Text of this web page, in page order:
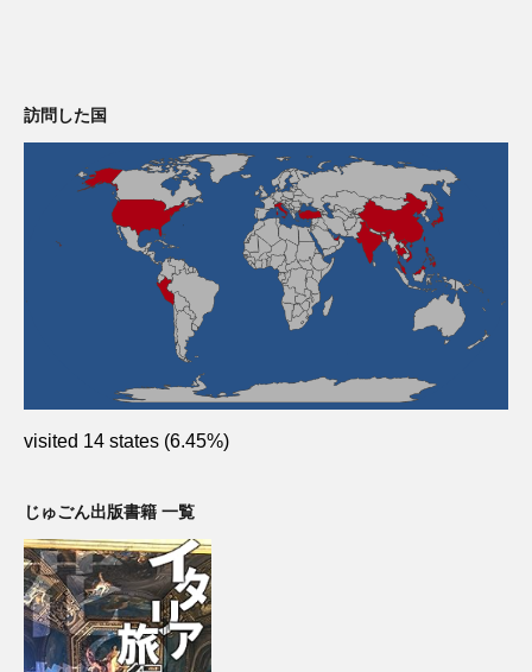
訪問した国
visited 14 states (6.45%)
じゅごん出版書籍 一覧